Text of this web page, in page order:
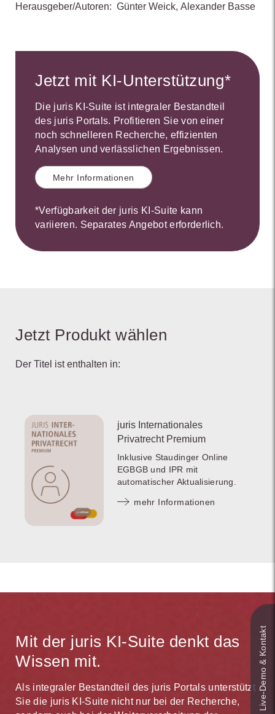
Herausgeber/Autoren: Günter Weick, Alexander Basse
Jetzt mit KI-Unterstützung*
Die juris KI-Suite ist integraler Bestandteil
des juris Portals. Profitieren Sie von einer
noch schnelleren Recherche, effizienten
Analysen und verlässlichen Ergebnissen.
Mehr Informationen
*Verfügbarkeit der juris KI-Suite kann
variieren. Separates Angebot erforderlich.
Jetzt Produkt wählen
Der Titel ist enthalten in:
juris Internationales
Privatrecht Premium
Inklusive Staudinger Online
EGBGB und IPR mit
automatischer Aktualisierung.
mehr Informationen
Mit der juris KI-Suite denkt das
Wissen mit.
Als integraler Bestandteil des juris Portals unterstützt
Sie die juris KI-Suite nicht nur bei der Recherche,
Live‑Demo & Kontakt